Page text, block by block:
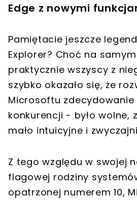
Edge z nowymi
Pamiętacie jeszcze
Explorer? Choć na
praktycznie wszyscy z
szybko okazało się, że
Microsoftu
konkurencji - było wolne,
mało intuicyjne i
Z tego względu w swojej
flagowej rodziny
opatrzonej numerem 10,